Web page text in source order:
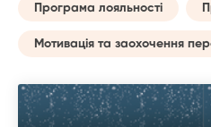
Програма лояльності
Мотивація та заохочення